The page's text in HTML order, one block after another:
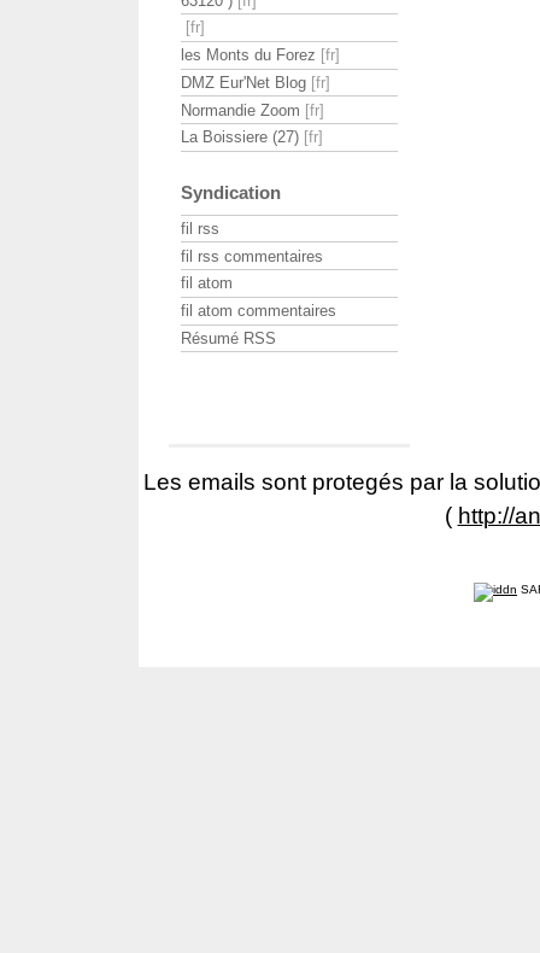
les Monts du Forez
DMZ Eur'Net Blog
Normandie Zoom
La Boissiere (27)
Syndication
fil rss
fil rss commentaires
fil atom
fil atom commentaires
Résumé RSS
Les emails sont protegés par la
( http://